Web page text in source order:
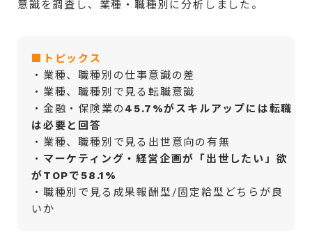
意識を調査し、業種・職種別に分析しました。
■トピックス
・業種、職種別の仕事意識の差
・業種、職種別で見る転職意識
・金融・保険業の45.7%がスキルアップには転職
は必要と回答
・業種、職種別で見る出世意向の有無
・ マーケティング・経営企画が「出世したい」欲
がTOPで58.1%
・職種別で見る成果報酬型/固定給型どちらが良
いか